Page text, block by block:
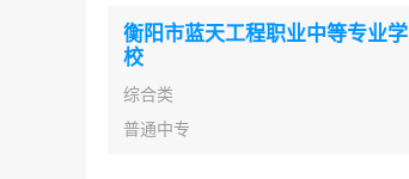
衡阳市蓝天工程职业中等专业学
校
综合类
普通中专